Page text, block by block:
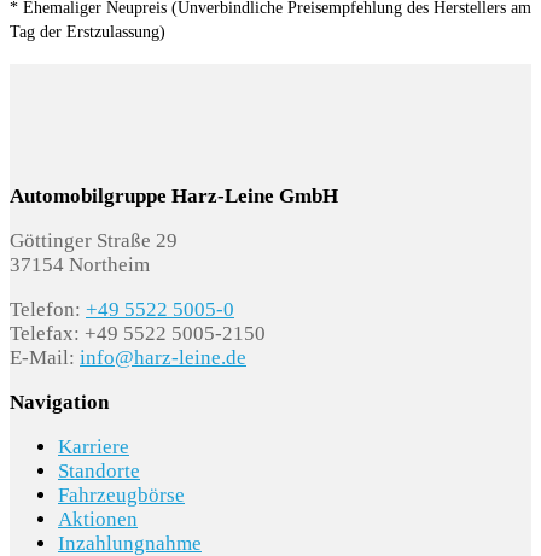
* Ehemaliger Neupreis (Unverbindliche Preisempfehlung des Herstellers am
Tag der Erstzulassung)
Automobilgruppe Harz-Leine GmbH
Göttinger Straße 29
37154 Northeim
Telefon: +49 5522 5005-0
Telefax: +49 5522 5005-2150
E-Mail: info@harz-leine.de
Navigation
Karriere
Standorte
Fahrzeugbörse
Aktionen
Inzahlungnahme